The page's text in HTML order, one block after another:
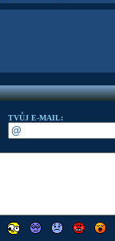
TVŮJ E-MAIL: